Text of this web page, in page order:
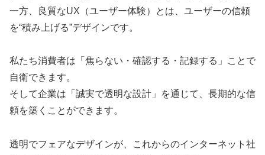
一方、良質なUX（ユーザー体験）とは、ユーザーの信頼
を“積み上げる”デザインです。
私たち消費者は「焦らない・確認する・記録する」ことで
自衛できます。
そして企業は「誠実で透明な設計」を通じて、長期的な信
頼を築くことができます。
透明でフェアなデザインが、これからのインターネット社